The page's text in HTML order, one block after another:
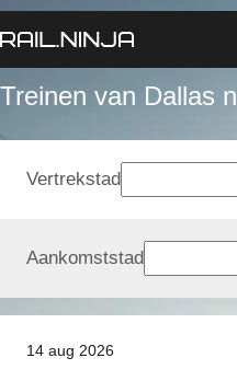
Treinen van Dallas
14 aug 2026
Vertrekstad
Aankomststad